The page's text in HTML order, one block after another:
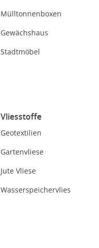
Mülltonnenboxen
Gewächshaus
Stadtmöbel
Vliesstoffe
Geotextilien
Gartenvliese
Jute Vliese
Wasserspeichervlies